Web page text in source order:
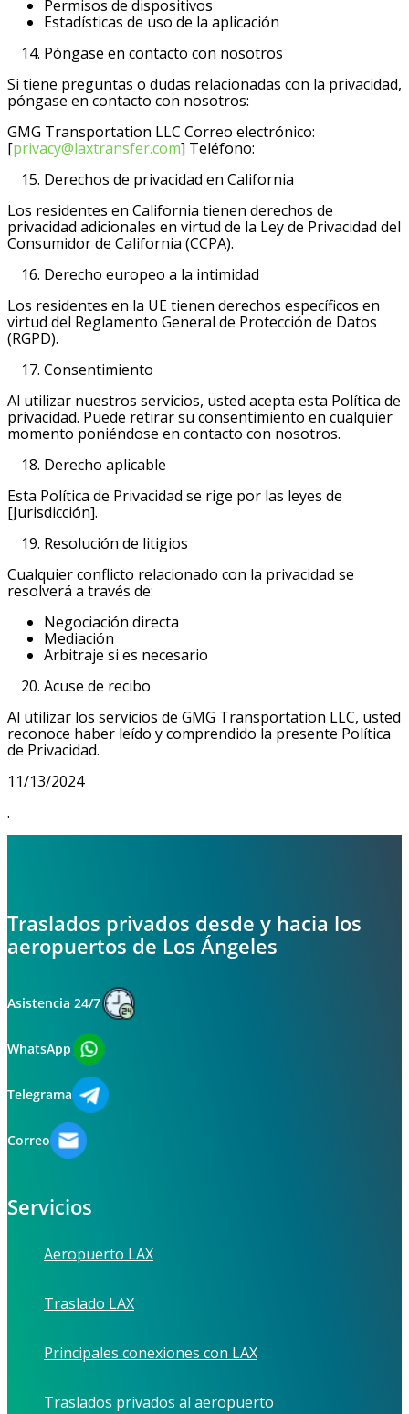
Permisos de dispositivos
Estadísticas de uso de la aplicación
Póngase en contacto con nosotros
Si tiene preguntas o dudas relacionadas con la privacidad,
póngase en contacto con nosotros:
GMG Transportation LLC Correo electrónico:
[privacy@laxtransfer.com] Teléfono:
Derechos de privacidad en California
Los residentes en California tienen derechos de
privacidad adicionales en virtud de la Ley de Privacidad del
Consumidor de California (CCPA).
Derecho europeo a la intimidad
Los residentes en la UE tienen derechos específicos en
virtud del Reglamento General de Protección de Datos
(RGPD).
Consentimiento
Al utilizar nuestros servicios, usted acepta esta Política de
privacidad. Puede retirar su consentimiento en cualquier
momento poniéndose en contacto con nosotros.
Derecho aplicable
Esta Política de Privacidad se rige por las leyes de
[Jurisdicción].
Resolución de litigios
Cualquier conflicto relacionado con la privacidad se
resolverá a través de:
Negociación directa
Mediación
Arbitraje si es necesario
Acuse de recibo
Al utilizar los servicios de GMG Transportation LLC, usted
reconoce haber leído y comprendido la presente Política
de Privacidad.
11/13/2024
.
Traslados privados desde y hacia los
aeropuertos de Los Ángeles
Asistencia 24/7
WhatsApp
Telegrama
Correo
Servicios
Aeropuerto LAX
Traslado LAX
Principales conexiones con LAX
Traslados privados al aeropuerto